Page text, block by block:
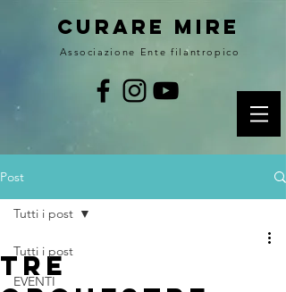
curare MIRE
Associazione Ente filantropico
Post
Tutti i post
EVENTI
Tutti i post
TRE